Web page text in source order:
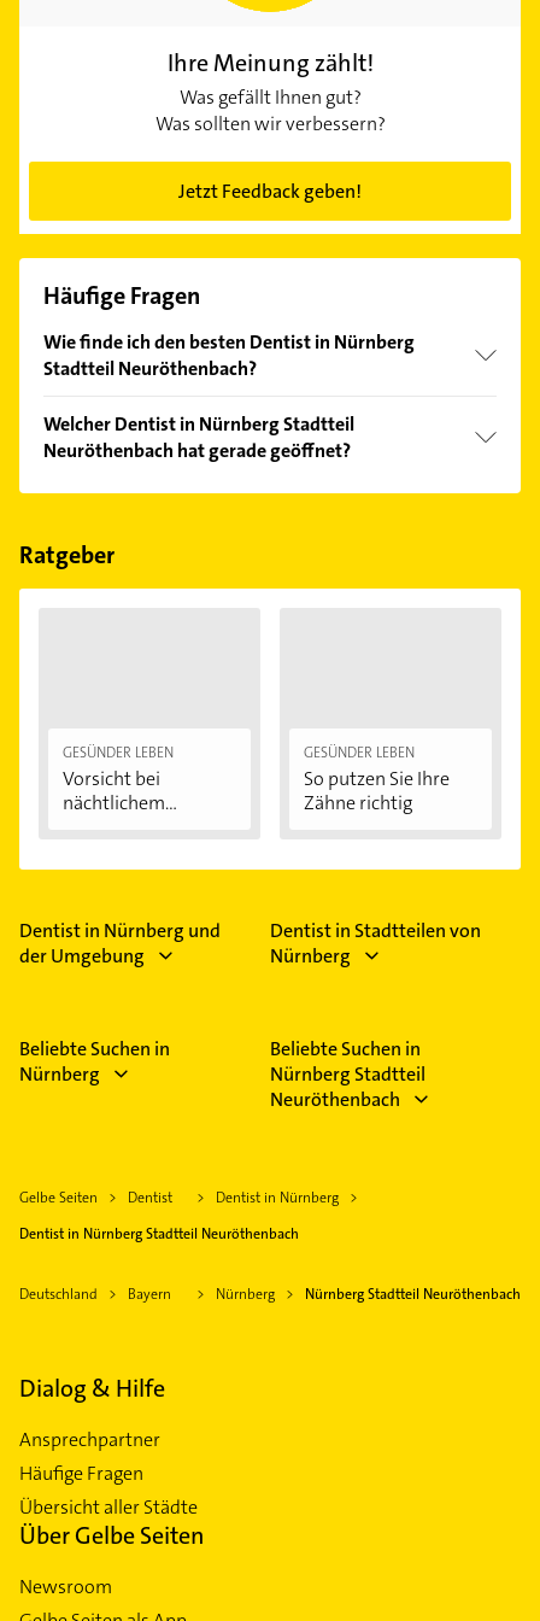
Ihre Meinung zählt!
Was gefällt Ihnen gut?
Was sollten wir verbessern?
Jetzt Feedback geben!
Häufige Fragen
Wie finde ich den besten Dentist in Nürnberg
Stadtteil Neuröthenbach?
Kundenmeinungen und profitieren Sie von den
Empfehlungen. Die Suchergebnisse können Sie sich
einfach nachBewertungensortiert anzeigen lassen.
Welcher Dentist in Nürnberg Stadtteil
Neuröthenbach hat gerade geöffnet?
Im Anbieter-Bereich finden Sie alleÖffnungszeiten.
Feiertagen abweichen können.
Ratgeber
GESÜNDER LEBEN
Vorsicht bei
nächtlichem
GESÜNDER LEBEN
So putzen Sie Ihre
Zähne richtig
Dentist in Nürnberg und
der Umgebung
Dentist in Stadtteilen von
Nürnberg
Beliebte Suchen in
Nürnberg
Beliebte Suchen in
Nürnberg Stadtteil
Neuröthenbach
Gelbe Seiten Dentist
Dentist in Nürnberg
Dentist in Nürnberg Stadtteil Neuröthenbach
Deutschland Bayern Nürnberg Nürnberg Stadtteil Neuröthenbach
Dialog & Hilfe
Ansprechpartner
Häufige Fragen
Übersicht aller Städte
Über Gelbe Seiten
Newsroom